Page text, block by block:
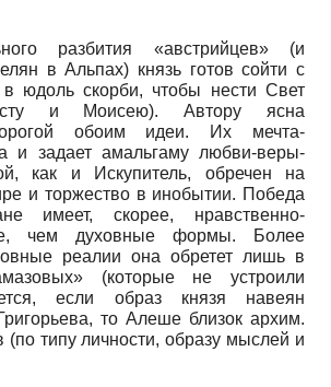
разбития «австрийцев» (и
в Альпах) князь готов сойти с
юдоль скорби, чтобы нести Свет
и Моисею). Автору ясна
обоим идеи. Их мечта-
и задает амальгаму любви-веры-
как и Искупитель, обречен на
и торжество в инобытии. Победа
имеет, скорее, нравственно-
чем духовные формы. Более
реалии она обретет лишь в
(которые не устроили
если образ князя навеян
то Алеше близок архим.
типу личности, образу мыслей и